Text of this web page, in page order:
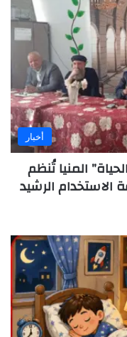
أخبار
المنيا تُنظم
الاستخدام الرشيد